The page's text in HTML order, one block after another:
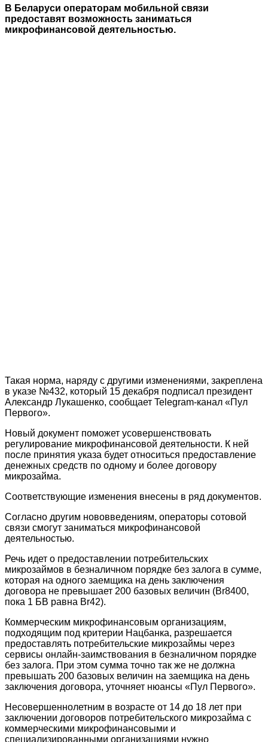
В Беларуси операторам мобильной связи
предоставят возможность заниматься
микрофинансовой деятельностью.
Такая норма, наряду с другими изменениями, закреплена
в указе №432, который 15 декабря подписал президент
Александр Лукашенко, сообщает Telegram‑канал «Пул
Первого».
Новый документ поможет усовершенствовать
регулирование микрофинансовой деятельности. К ней
после принятия указа будет относиться предоставление
денежных средств по одному и более договору
микрозайма.
Соответствующие изменения внесены в ряд документов.
Согласно другим нововведениям, операторы сотовой
связи смогут заниматься микрофинансовой
деятельностью.
Речь идет о предоставлении потребительских
микрозаймов в безналичном порядке без залога в сумме,
которая на одного заемщика на день заключения
договора не превышает 200 базовых величин (Br8400,
пока 1 БВ равна Br42).
Коммерческим микрофинансовым организациям,
подходящим под критерии Нацбанка, разрешается
предоставлять потребительские микрозаймы через
сервисы онлайн-заимствования в безналичном порядке
без залога. При этом сумма точно так же не должна
превышать 200 базовых величин на заемщика на день
заключения договора, уточняет нюансы «Пул Первого».
Несовершеннолетним в возрасте от 14 до 18 лет при
заключении договоров потребительского микрозайма с
коммерческими микрофинансовыми и
специализированными организациями нужно